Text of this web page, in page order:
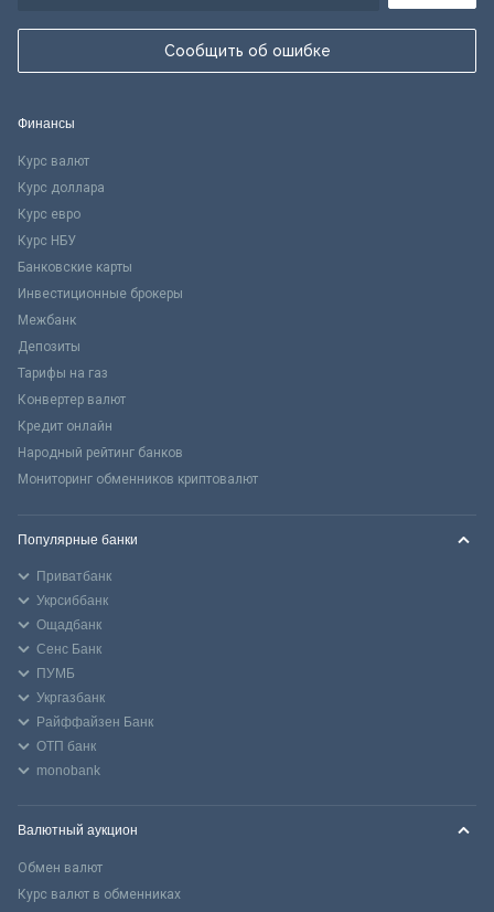
Сообщить об ошибке
Финансы
Курс валют
Курс доллара
Курс евро
Курс НБУ
Банковские карты
Инвестиционные брокеры
Межбанк
Депозиты
Тарифы на газ
Конвертер валют
Кредит онлайн
Народный рейтинг банков
Мониторинг обменников криптовалют
Популярные банки
Приватбанк
Укрсиббанк
Ощадбанк
Сенс Банк
ПУМБ
Укргазбанк
Райффайзен Банк
ОТП банк
monobank
Валютный аукцион
Обмен валют
Курс валют в обменниках